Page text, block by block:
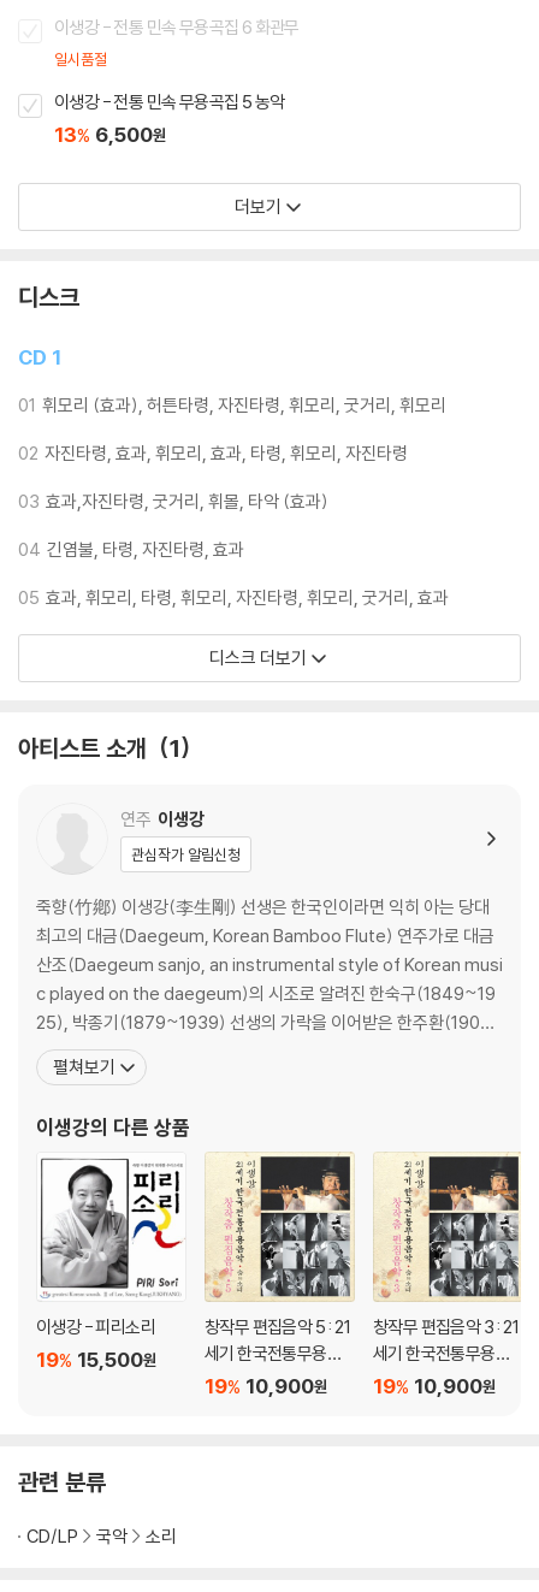
이생강 - 전통 민속 무용곡집 6 화관무
일시품절
이생강 - 전통 민속 무용곡집 5 농악
13% 6,500원
더보기
디스크
CD 1
01 휘모리 (효과), 허튼타령, 자진타령, 휘모리, 굿거리, 휘모리
02 자진타령, 효과, 휘모리, 효과, 타령, 휘모리, 자진타령
03 효과,자진타령, 굿거리, 휘몰, 타악 (효과)
04 긴염불, 타령, 자진타령, 효과
05 효과, 휘모리, 타령, 휘모리, 자진타령, 휘모리, 굿거리, 효과
디스크 더보기
아티스트 소개 1
연주 이생강
관심작가 알림신청
죽향(竹鄕) 이생강(李生剛) 선생은 한국인이라면 익히 아는 당대
최고의 대금(Daegeum, Korean Bamboo Flute) 연주가로 대금
산조(Daegeum sanjo, an instrumental style of Korean musi
c played on the daegeum)의 시조로 알려진 한숙구(1849~19
25), 박종기(1879~1939) 선생의 가락을 이어받은 한주환(1904
~1963) 선생으로부터 가르침을 받은 유일한 분으로 대금 산조의 새
로운 경지를 개척한 인물이다. 특히 대금뿐만 아니라 피리, 단소, 태
펼쳐보기
이생강의 다른 상품
이생강 - 피리소리
15,500원
19%
창작무 편집음악 5 : 21
세기 한국전통무용음
악 춤의 소리 50 - 이생
10,900원
19%
창작무 편집음악 3 : 21
세기 한국전통무용음
악 춤의 소리 50 - 이생
10,900원
19%
관련 분류
CD/LP 국악 소리